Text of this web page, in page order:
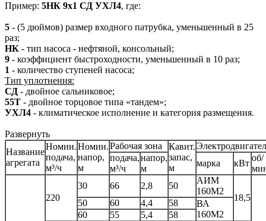
Пример: 5НК 9х1 СД УХЛ4, где:
5 - (5 дюймов) размер входного патрубка, уменьшенный в 25
раз;
НК - тип насоса - нефтяной, консольный;
9 - коэффициент быстроходности, уменьшенный в 10 раз;
1 - количество ступеней насоса;
Тип уплотнения:
СД - двойное сальниковое;
55Т - двойное торцовое типа «тандем»;
УХЛ4 - климатическое исполнение и категория размещения.
Развернуть
Название
агрегата
Номин.
подача,
м³/ч
Номин.
напор,
м
Рабочая зона
Кавит.
запас,
м
подача,
м³/ч
напор,
м
марка кВт
об/
220
30 66 2,8 50
АИМ
160М2
18,5
50 60 4,4 58
ВА
160М2
60 55 5,4 58